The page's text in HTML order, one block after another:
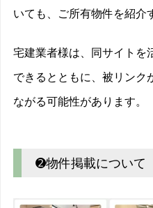
いても、ご所有物件を紹介
宅建業者様は、同サイトを
できるとともに、被リンク
ながる可能性があります。
➋物件掲載について